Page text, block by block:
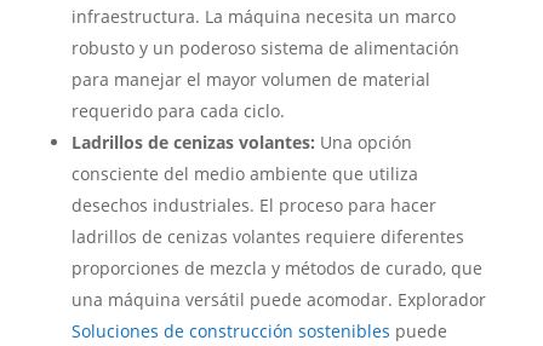
infraestructura. La máquina necesita un marco
robusto y un poderoso sistema de alimentación
para manejar el mayor volumen de material
requerido para cada ciclo.
Ladrillos de cenizas volantes: Una opción
consciente del medio ambiente que utiliza
desechos industriales. El proceso para hacer
ladrillos de cenizas volantes requiere diferentes
proporciones de mezcla y métodos de curado, que
una máquina versátil puede acomodar. Explorador
Soluciones de construcción sostenibles puede